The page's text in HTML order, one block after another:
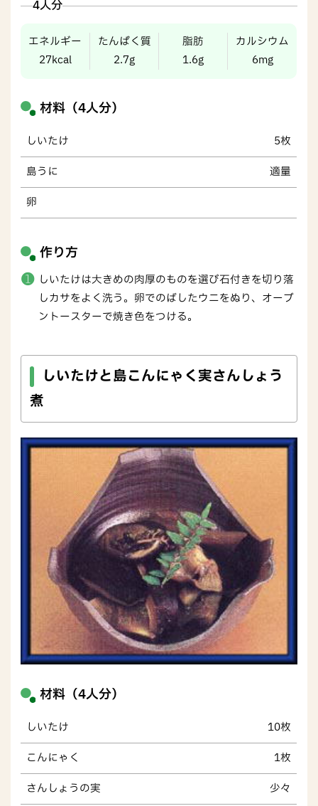
4人分
エネルギー
27kcal
たんぱく質
2.7g
脂肪
1.6g
カルシウム
6mg
材料（4人分）
しいたけ 5枚
島うに 適量
卵
作り方
しいたけは大きめの肉厚のものを選び石付きを切り落
しカサをよく洗う。卵でのばしたウニをぬり、オーブ
ントースターで焼き色をつける。
しいたけと島こんにゃく実さんしょう
煮
材料（4人分）
しいたけ 10枚
こんにゃく 1枚
さんしょうの実 少々